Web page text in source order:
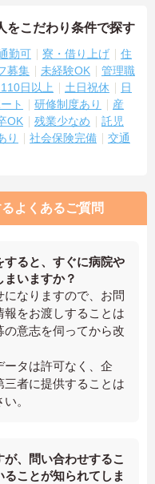
をこだわり条件で探す
勤可 寮・借り上げ
住
募集 未経験OK
管理職
日以上 土日祝休
日
ト 研修制度あり
産
OK 残業少なめ
託児
り 社会保険完備
交通
よくあるご質問
すると、すぐに病院や
いますか？
なりますので、お問
をお渡しすることは
の意志を伺ってから改
タは許可なく、企
者に提供することは
。
、問い合わせするこ
ことが知られてしま